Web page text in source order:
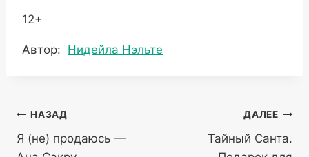
12+
Метки
Автор: Нидейла Нэльте
Навигация
по
НАЗАД
Я (не) продаюсь —
ДАЛЕЕ
Тайный Санта.